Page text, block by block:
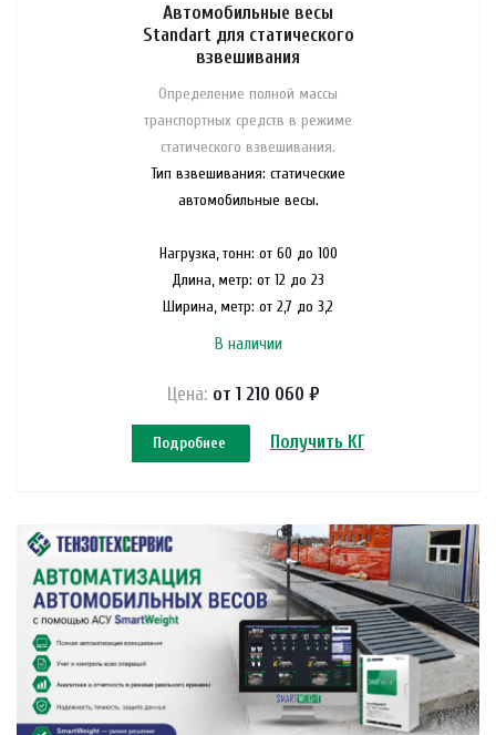
Автомобильные весы
Standart для статического
взвешивания
Определение полной массы
транспортных средств в режиме
статического взвешивания.
Тип взвешивания: статические
автомобильные весы.
Нагрузка, тонн: от 60 до 100
Длина, метр: от 12 до 23
Ширина, метр: от 2,7 до 3,2
В наличии
Цена: от 1 210 060 ₽
Подробнее Получить КП